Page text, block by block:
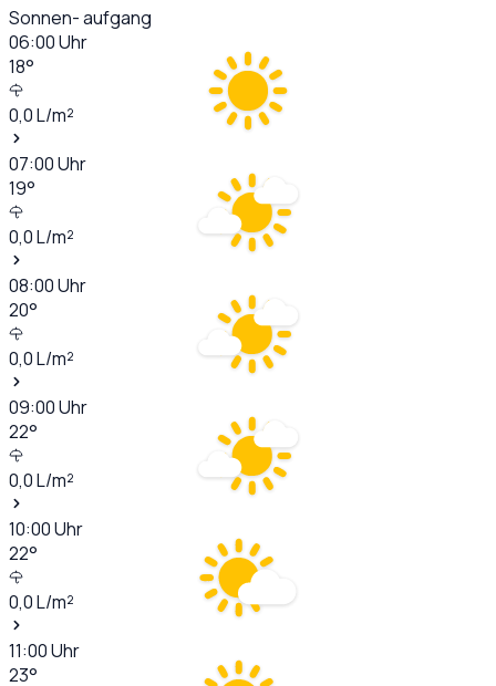
Sonnen- aufgang
06:00Uhr
18°
0,0L/m²
07:00Uhr
19°
0,0L/m²
08:00Uhr
20°
0,0L/m²
09:00Uhr
22°
0,0L/m²
10:00Uhr
22°
0,0L/m²
11:00Uhr
23°